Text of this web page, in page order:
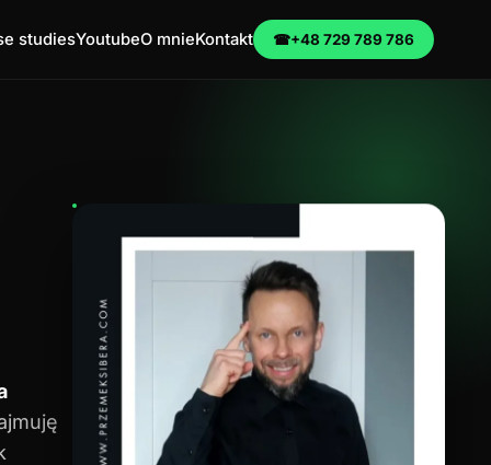
studiesYoutubeO mnieKontakt ☎+48 729 789 786